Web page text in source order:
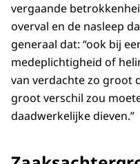
vergaande
overval en de nasleep
generaal dat: “ook bij
medeplichtigheid of
van verdachte zo groot
groot verschil zou
daadwerkelijke dieven.”